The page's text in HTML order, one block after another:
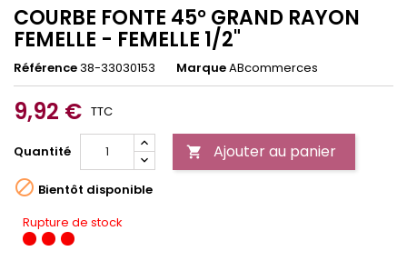
COURBE FONTE 45° GRAND RAYON
FEMELLE - FEMELLE 1/2"
Référence38-33030153 MarqueABcommerces
9,92 € TTC
Quantité  Ajouter au panier
 Bientôt disponible
Rupture de stock